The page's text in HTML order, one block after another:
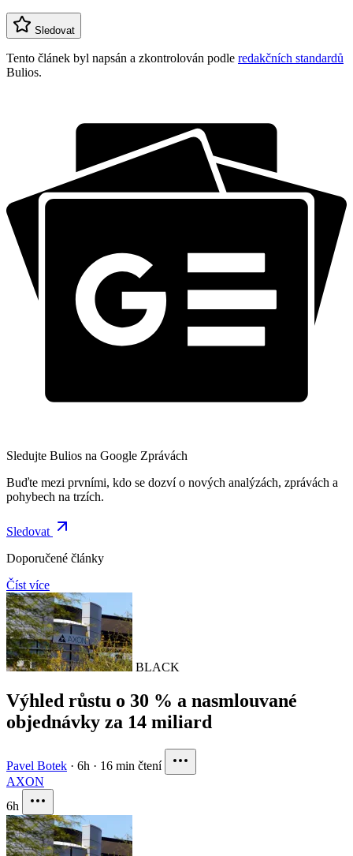
Sledovat
Tento článek byl napsán a zkontrolován podle redakčních standardů
Bulios.
Sledujte Bulios na Google Zprávách
Buďte mezi prvními, kdo se dozví o nových analýzách, zprávách a
pohybech na trzích.
Sledovat
Doporučené články
Číst více
BLACK
Výhled růstu o 30 % a nasmlouvané
objednávky za 14 miliard
Pavel Botek · 6h · 16 min čtení
AXON
6h